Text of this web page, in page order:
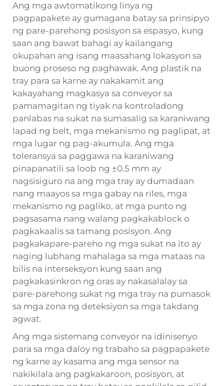
Ang mga awtomatikong linya ng
pagpapakete ay gumagana batay sa prinsipyo
ng pare-parehong posisyon sa espasyo, kung
saan ang bawat bahagi ay kailangang
okupahan ang isang maasahang lokasyon sa
buong proseso ng paghawak. Ang plastik na
tray para sa karne ay nakakamit ang
kakayahang magkasya sa conveyor sa
pamamagitan ng tiyak na kontroladong
panlabas na sukat na sumasalig sa karaniwang
lapad ng belt, mga mekanismo ng paglipat, at
mga lugar ng pag-akumula. Ang mga
toleransya sa paggawa na karaniwang
pinapanatili sa loob ng ±0.5 mm ay
nagsisiguro na ang mga tray ay dumadaan
nang maayos sa mga gabay na riles, mga
mekanismo ng pagliko, at mga punto ng
pagsasama nang walang pagkakablock o
pagkakaalis sa tamang posisyon. Ang
pagkakapare-pareho ng mga sukat na ito ay
naging lubhang mahalaga sa mga mataas na
bilis na interseksyon kung saan ang
pagkakasinkron ng oras ay nakasalalay sa
pare-parehong sukat ng mga tray na pumasok
sa mga zona ng deteksiyon sa mga takdang
agwat.
Ang mga sistemang conveyor na idinisenyo
para sa mga daloy ng trabaho sa pagpapakete
ng karne ay kasama ang mga sensor na
nakikilala ang pagkakaroon, posisyon, at